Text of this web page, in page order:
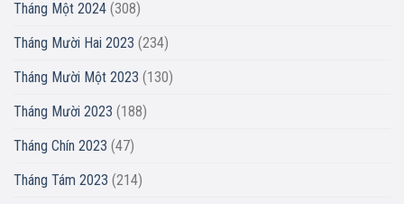
Tháng Một 2024 (308)
Tháng Mười Hai 2023 (234)
Tháng Mười Một 2023 (130)
Tháng Mười 2023 (188)
Tháng Chín 2023 (47)
Tháng Tám 2023 (214)